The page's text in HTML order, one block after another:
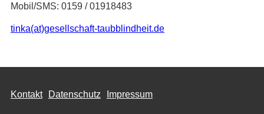
Mobil/SMS: 0159 / 01918483
tinka(at)gesellschaft-taubblindheit.de
Kontakt Datenschutz Impressum